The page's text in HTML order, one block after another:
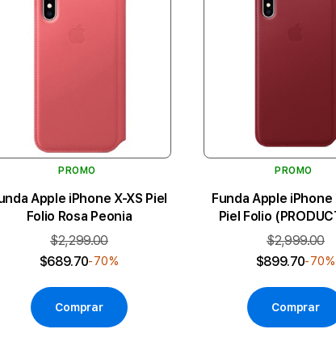
PROMO
Apple iPhone X-XS Piel
Folio Rosa Peonia
$2,299.00
$689.70-70%
Comprar
PROMO
Funda Apple iPhone
Piel Folio
$2,999.00
$899.70-70%
Comprar